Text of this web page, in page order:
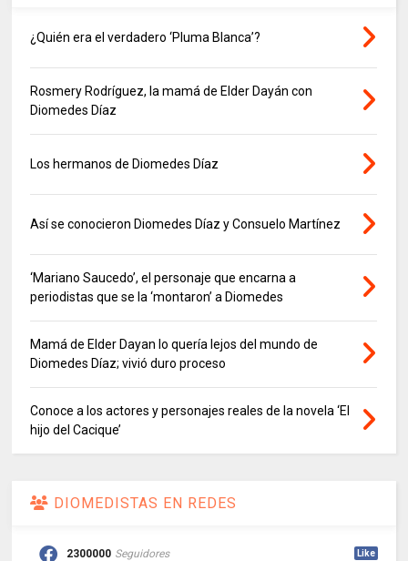
¿Quién era el verdadero ‘Pluma Blanca’?
Rosmery Rodríguez, la mamá de Elder Dayán con
Diomedes Díaz
Los hermanos de Diomedes Díaz
Así se conocieron Diomedes Díaz y Consuelo Martínez
‘Mariano Saucedo’, el personaje que encarna a
periodistas que se la ‘montaron’ a Diomedes
Mamá de Elder Dayan lo quería lejos del mundo de
Diomedes Díaz; vivió duro proceso
Conoce a los actores y personajes reales de la novela ‘El
hijo del Cacique’
DIOMEDISTAS EN REDES
2300000 Seguidores Like